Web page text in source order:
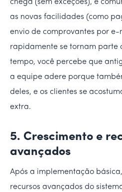
chega (sem exceções), e
as novas facilidades (como
envio de comprovantes por e-
rapidamente se tornam parte
tempo, você percebe que
a equipe adere porque
deles, e os clientes se
extra.
5. Crescimento e
avançados
Após a implementação
recursos avançados do